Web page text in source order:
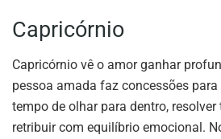
Capricórnio
Capricórnio vê o amor ganhar
pessoa amada faz concessões
tempo de olhar para dentro, resolver
retribuir com equilíbrio emocional.